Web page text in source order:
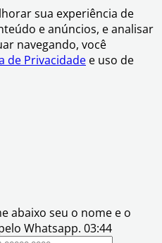
sua experiência de
e anúncios, e analisar
navegando, você
de Privacidade e uso de
abaixo seu o nome e o
Whatsapp. 03:44